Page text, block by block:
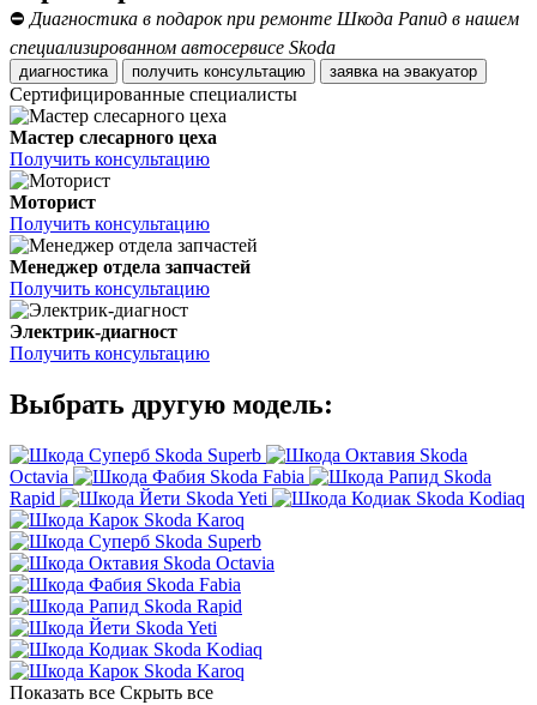
⛔ Диагностика в подарок при ремонте Шкода Рапид в нашем
специализированном автосервисе Skoda
диагностика получить консультацию заявка на эвакуатор
Сертифицированные специалисты
Мастер слесарного цеха
Получить консультацию
Моторист
Получить консультацию
Менеджер отдела запчастей
Получить консультацию
Электрик-диагност
Получить консультацию
Выбрать другую модель:
Skoda Superb
Skoda
Octavia
Skoda Fabia
Skoda
Rapid
Skoda Yeti
Skoda Kodiaq
Skoda Karoq
Skoda Superb
Skoda Octavia
Skoda Fabia
Skoda Rapid
Skoda Yeti
Skoda Kodiaq
Skoda Karoq
Показать все Скрыть все